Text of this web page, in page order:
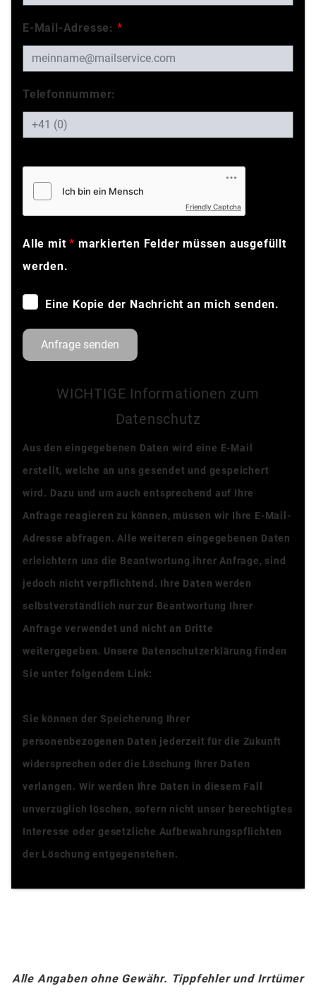
E-Mail-Adresse: *
Telefonnummer:
Friendly Captcha
Alle mit* markierten Felder müssen ausgefüllt
werden.
Eine Kopie der Nachricht an mich senden.
Anfrage senden
WICHTIGE Informationen zum
Datenschutz
Aus den eingegebenen Daten wird eine E-Mail
erstellt, welche an uns gesendet und gespeichert
wird. Dazu und um auch entsprechend auf Ihre
Anfrage reagieren zu können, müssen wir Ihre E-Mail-
Adresse abfragen. Alle weiteren eingegebenen Daten
erleichtern uns die Beantwortung ihrer Anfrage, sind
jedoch nicht verpflichtend. Ihre Daten werden
selbstverständlich nur zur Beantwortung Ihrer
Anfrage verwendet und nicht an Dritte
weitergegeben. Unsere Datenschutzerklärung finden
Sie unter folgendem Link:
Sie können der Speicherung Ihrer
personenbezogenen Daten jederzeit für die Zukunft
widersprechen oder die Löschung Ihrer Daten
verlangen. Wir werden Ihre Daten in diesem Fall
unverzüglich löschen, sofern nicht unser berechtigtes
Interesse oder gesetzliche Aufbewahrungspflichten
der Löschung entgegenstehen.
Alle Angaben ohne Gewähr. Tippfehler und Irrtümer